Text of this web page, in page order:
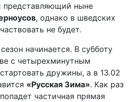
представляющий ныне
, однако в шведских
не будет.
начинается. В субботу
с четырехминутным
дружины, а в 13.02
«Русская Зима». Как раз
частичная прямая